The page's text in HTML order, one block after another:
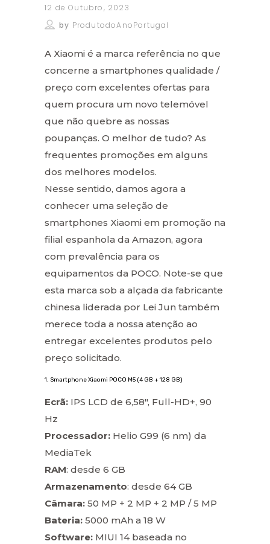
12 de Outubro, 2023
by ProdutodoAnoPortugal
A Xiaomi é a marca referência no que
concerne a smartphones qualidade /
preço com excelentes ofertas para
quem procura um novo telemóvel
que não quebre as nossas
poupanças. O melhor de tudo? As
frequentes promoções em alguns
dos melhores modelos.
Nesse sentido, damos agora a
conhecer uma seleção de
smartphones Xiaomi em promoção na
filial espanhola da Amazon, agora
com prevalência para os
equipamentos da POCO. Note-se que
esta marca sob a alçada da fabricante
chinesa liderada por Lei Jun também
merece toda a nossa atenção ao
entregar excelentes produtos pelo
preço solicitado.
1. Smartphone Xiaomi POCO M5 (4 GB + 128 GB)
Ecrã: IPS LCD de 6,58″, Full-HD+, 90
Hz
Processador: Helio G99 (6 nm) da
MediaTek
RAM: desde 6 GB
Armazenamento: desde 64 GB
Câmara: 50 MP + 2 MP + 2 MP / 5 MP
Bateria: 5000 mAh a 18 W
Software: MIUI 14 baseada no